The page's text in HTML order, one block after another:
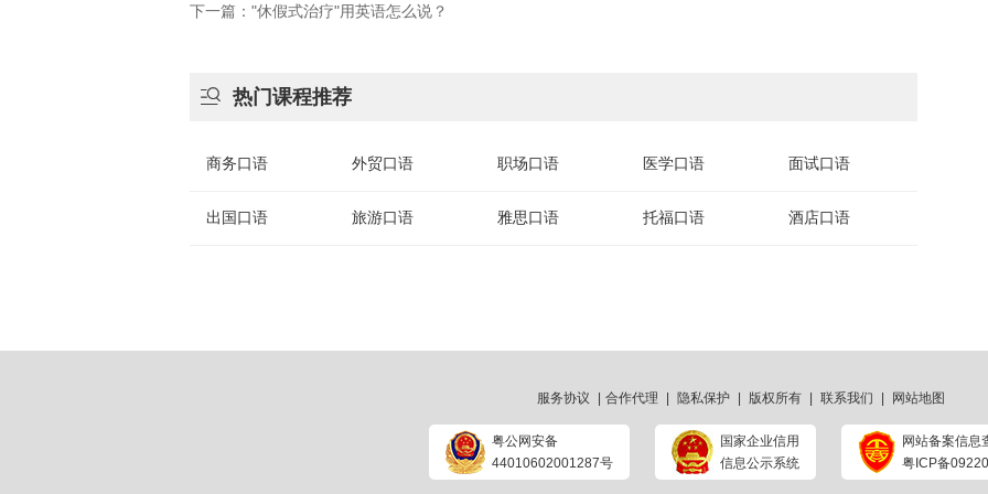
下一篇："休假式治疗"用英语怎么说？
 热门课程推荐
商务口语 外贸口语 职场口语 医学口语 面试口语
出国口语 旅游口语 雅思口语 托福口语 酒店口语
服务协议 合作代理 隐私保护 版权所有 联系我们 网站地图
粤公网安备
44010602001287号
国家企业信用
信息公示系统
网站备案信息
粤ICP备